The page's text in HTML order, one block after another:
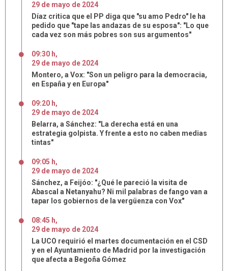
29 de mayo de 2024
Díaz critica que el PP diga que "su amo Pedro" le ha
pedido que "tape las andazas de su esposa": "Lo que
cada vez son más pobres son sus argumentos"
09:30 h,
29 de mayo de 2024
Montero, a Vox: "Son un peligro para la democracia,
en España y en Europa"
09:20 h,
29 de mayo de 2024
Belarra, a Sánchez: "La derecha está en una
estrategia golpista. Y frente a esto no caben medias
tintas"
09:05 h,
29 de mayo de 2024
Sánchez, a Feijóo: "¿Qué le pareció la visita de
Abascal a Netanyahu? Ni mil palabras de fango van a
tapar los gobiernos de la vergüenza con Vox"
08:45 h,
29 de mayo de 2024
La UCO requirió el martes documentación en el CSD
y en el Ayuntamiento de Madrid por la investigación
que afecta a Begoña Gómez